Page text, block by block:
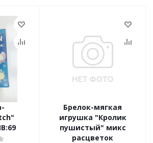
Брелок-мягкая
игрушка "Кролик
пушистый" микс
расцветок